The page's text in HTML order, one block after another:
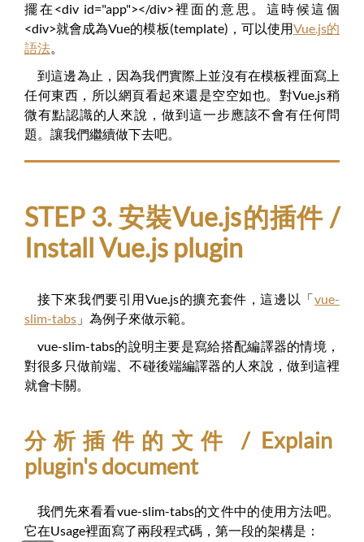
擺在<div id="app"></div>裡面的意思。這時候這個
<div>就會成為Vue的模板(template)，可以使用Vue.js的
語法。
到這邊為止，因為我們實際上並沒有在模板裡面寫上
任何東西，所以網頁看起來還是空空如也。對Vue.js稍
微有點認識的人來說，做到這一步應該不會有任何問
題。讓我們繼續做下去吧。
STEP 3. 安裝Vue.js的插件 /
Install Vue.js plugin
接下來我們要引用Vue.js的擴充套件，這邊以「vue-
slim-tabs 」為例子來做示範。
vue-slim-tabs的說明主要是寫給搭配編譯器的情境，
對很多只做前端、不碰後端編譯器的人來說，做到這裡
就會卡關。
分析插件的文件 / Explain
plugin's document
我們先來看看vue-slim-tabs的文件中的使用方法吧。
它在Usage裡面寫了兩段程式碼，第一段的架構是：